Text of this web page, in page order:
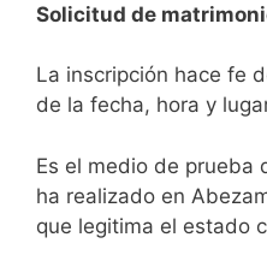
Solicitud de
La inscripción hace fe
de la fecha, hora y
Es el medio de prueba
ha realizado en
que legitima el estado